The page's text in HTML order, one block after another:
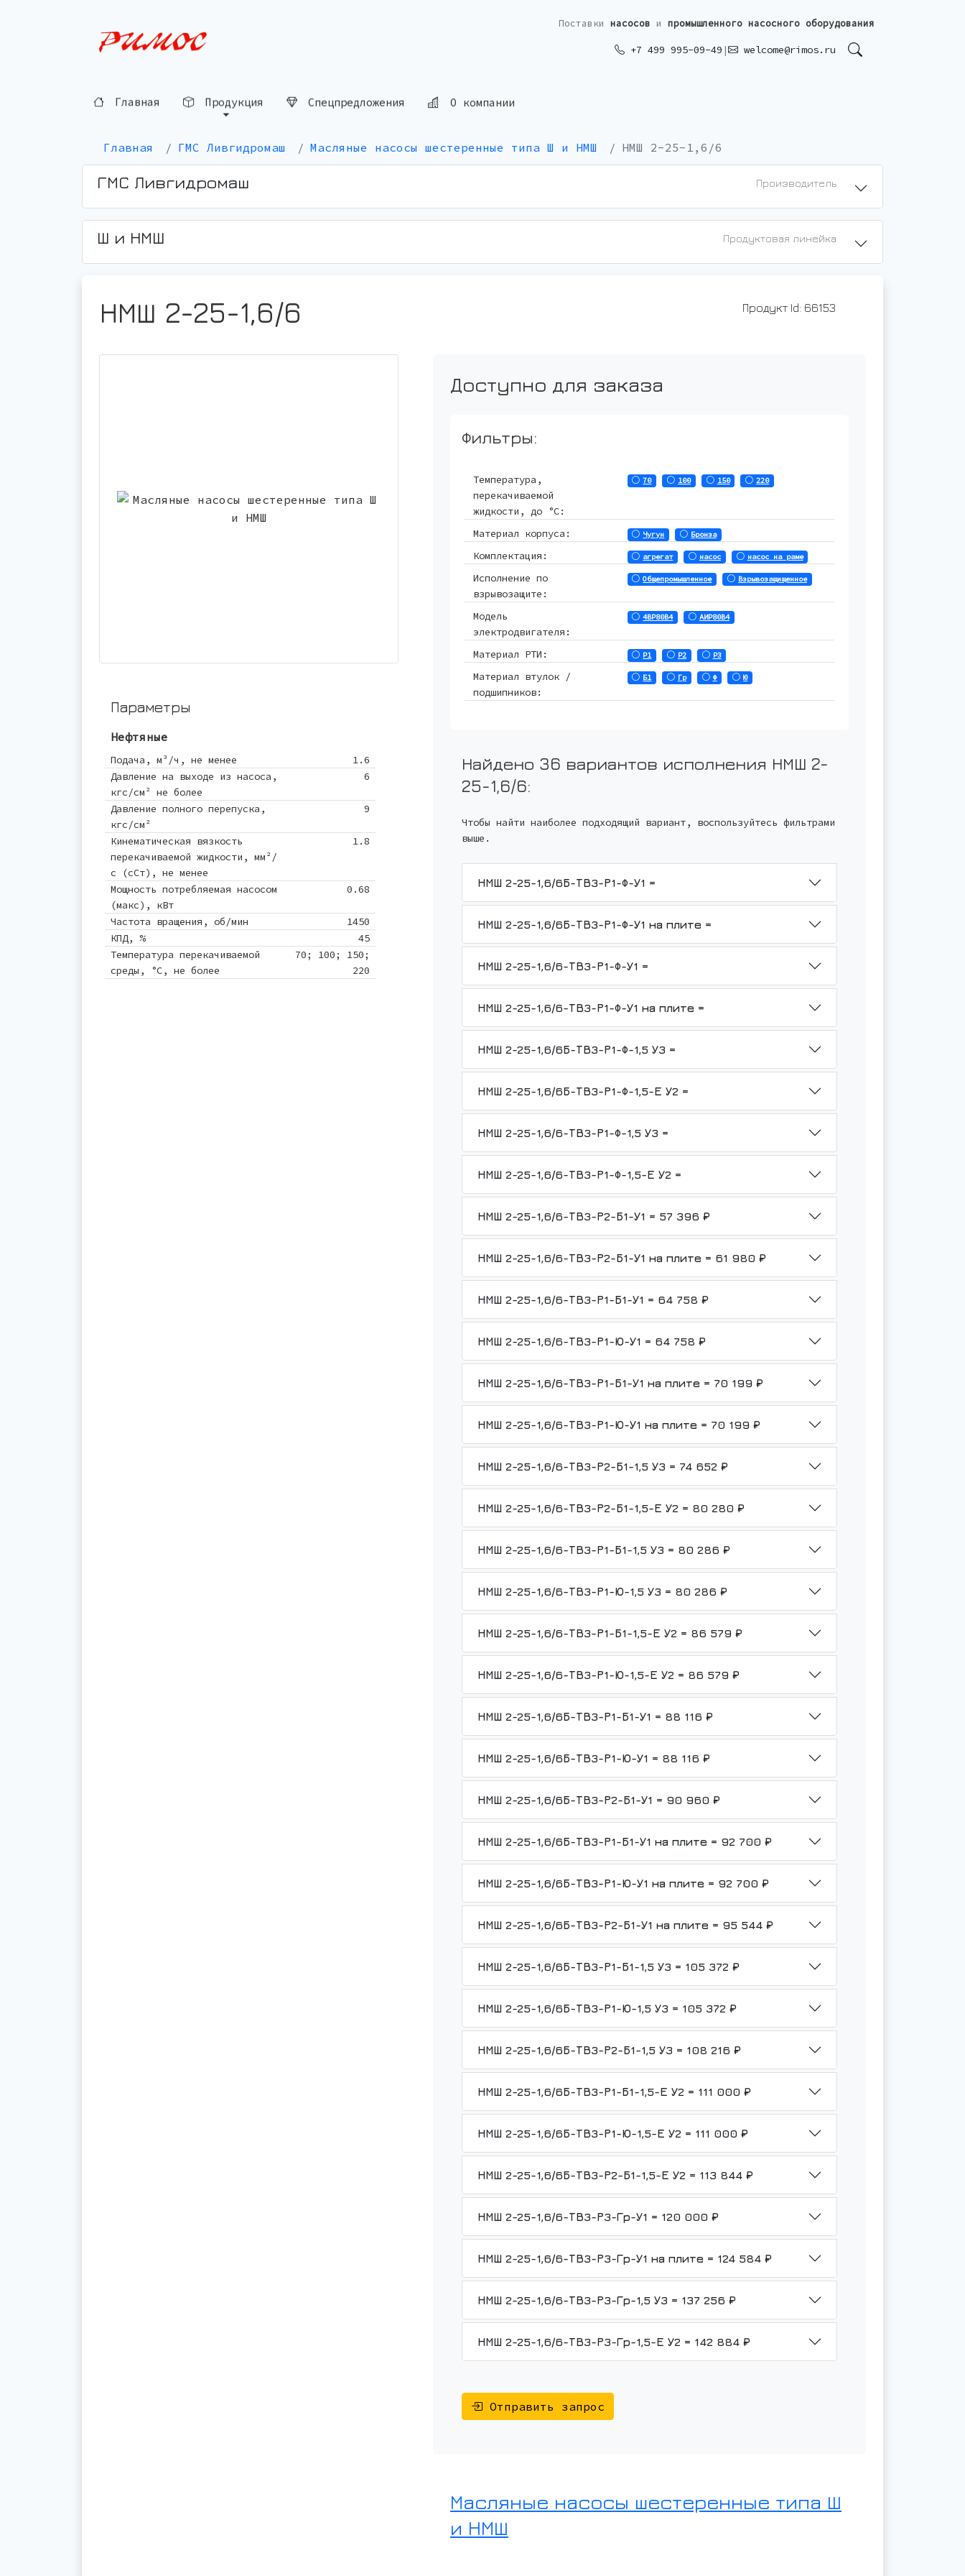
Поставки насосов и промышленного насосного оборудования
+7 499 995-09-49 | welcome@rimos.ru
Главная Продукция Спецпредложения О компании
Главная ГМС Ливгидромаш Масляные насосы шестеренные типа Ш и НМШ НМШ 2-25-1,6/6
ГМС Ливгидромаш Производитель
Ш и НМШ Продуктовая линейка
НМШ 2-25-1,6/6 Продукт Id: 66153
Параметры
Нефтяные
Подача, м³/ч, не менее
1.6
Давление на выходе из насоса,
кгс/см² не более
6
Давление полного перепуска,
кгс/см²
9
Кинематическая вязкость
перекачиваемой жидкости, мм²/
с (сСт), не менее
1.8
Мощность потребляемая насосом
(макс), кВт
0.68
Частота вращения, об/мин
1450
КПД, %
45
Температура перекачиваемой
среды, °С, не более
70; 100; 150;
220
Доступно для заказа
Фильтры:
Температура,
перекачиваемой
жидкости, до °С:
70 100 150 220
Материал корпуса: Чугун Бронза
Комплектация: агрегат насос насос на раме
Исполнение по
взрывозащите:
Общепромышленное Взрывозащищенное
Модель
электродвигателя:
4ВР80В4 АИР80В4
Материал РТИ: Р1 Р2 Р3
Материал втулок /
подшипников:
Б1 Гр Ф Ю
Найдено 36 вариантов исполнения НМШ 2-
25-1,6/6:
Чтобы найти наиболее подходящий вариант, воспользуйтесь фильтрами
выше.
НМШ 2-25-1,6/6Б-ТВ3-Р1-Ф-У1 =
НМШ 2-25-1,6/6Б-ТВ3-Р1-Ф-У1 на плите =
НМШ 2-25-1,6/6-ТВ3-Р1-Ф-У1 =
НМШ 2-25-1,6/6-ТВ3-Р1-Ф-У1 на плите =
НМШ 2-25-1,6/6Б-ТВ3-Р1-Ф-1,5 У3 =
НМШ 2-25-1,6/6Б-ТВ3-Р1-Ф-1,5-Е У2 =
НМШ 2-25-1,6/6-ТВ3-Р1-Ф-1,5 У3 =
НМШ 2-25-1,6/6-ТВ3-Р1-Ф-1,5-Е У2 =
НМШ 2-25-1,6/6-ТВ3-Р2-Б1-У1 = 57 396 ₽
НМШ 2-25-1,6/6-ТВ3-Р2-Б1-У1 на плите = 61 980 ₽
НМШ 2-25-1,6/6-ТВ3-Р1-Б1-У1 = 64 758 ₽
НМШ 2-25-1,6/6-ТВ3-Р1-Ю-У1 = 64 758 ₽
НМШ 2-25-1,6/6-ТВ3-Р1-Б1-У1 на плите = 70 199 ₽
НМШ 2-25-1,6/6-ТВ3-Р1-Ю-У1 на плите = 70 199 ₽
НМШ 2-25-1,6/6-ТВ3-Р2-Б1-1,5 У3 = 74 652 ₽
НМШ 2-25-1,6/6-ТВ3-Р2-Б1-1,5-Е У2 = 80 280 ₽
НМШ 2-25-1,6/6-ТВ3-Р1-Б1-1,5 У3 = 80 286 ₽
НМШ 2-25-1,6/6-ТВ3-Р1-Ю-1,5 У3 = 80 286 ₽
НМШ 2-25-1,6/6-ТВ3-Р1-Б1-1,5-Е У2 = 86 579 ₽
НМШ 2-25-1,6/6-ТВ3-Р1-Ю-1,5-Е У2 = 86 579 ₽
НМШ 2-25-1,6/6Б-ТВ3-Р1-Б1-У1 = 88 116 ₽
НМШ 2-25-1,6/6Б-ТВ3-Р1-Ю-У1 = 88 116 ₽
НМШ 2-25-1,6/6Б-ТВ3-Р2-Б1-У1 = 90 960 ₽
НМШ 2-25-1,6/6Б-ТВ3-Р1-Б1-У1 на плите = 92 700 ₽
НМШ 2-25-1,6/6Б-ТВ3-Р1-Ю-У1 на плите = 92 700 ₽
НМШ 2-25-1,6/6Б-ТВ3-Р2-Б1-У1 на плите = 95 544 ₽
НМШ 2-25-1,6/6Б-ТВ3-Р1-Б1-1,5 У3 = 105 372 ₽
НМШ 2-25-1,6/6Б-ТВ3-Р1-Ю-1,5 У3 = 105 372 ₽
НМШ 2-25-1,6/6Б-ТВ3-Р2-Б1-1,5 У3 = 108 216 ₽
НМШ 2-25-1,6/6Б-ТВ3-Р1-Б1-1,5-Е У2 = 111 000 ₽
НМШ 2-25-1,6/6Б-ТВ3-Р1-Ю-1,5-Е У2 = 111 000 ₽
НМШ 2-25-1,6/6Б-ТВ3-Р2-Б1-1,5-Е У2 = 113 844 ₽
НМШ 2-25-1,6/6-ТВ3-Р3-Гр-У1 = 120 000 ₽
НМШ 2-25-1,6/6-ТВ3-Р3-Гр-У1 на плите = 124 584 ₽
НМШ 2-25-1,6/6-ТВ3-Р3-Гр-1,5 У3 = 137 256 ₽
НМШ 2-25-1,6/6-ТВ3-Р3-Гр-1,5-Е У2 = 142 884 ₽
Отправить запрос
Масляные насосы шестеренные типа Ш
и НМШ